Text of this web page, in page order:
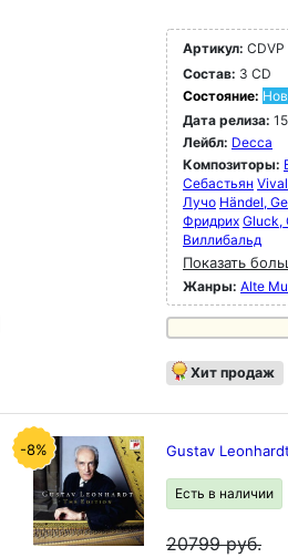
Артикул:
Состав: 3 CD
Состояние:
Дата релиза:
Лейбл: Decca
Композиторы:
Себастьян
Лучо Händel,
Фридрих Gluck,
Виллибальд
Показать
Жанры: Alte
Хит продаж
-8% Gustav
Есть в наличии
20799руб.